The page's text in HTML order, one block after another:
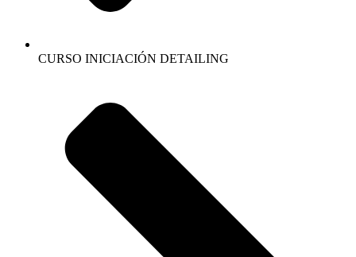
CURSO INICIACIÓN DETAILING